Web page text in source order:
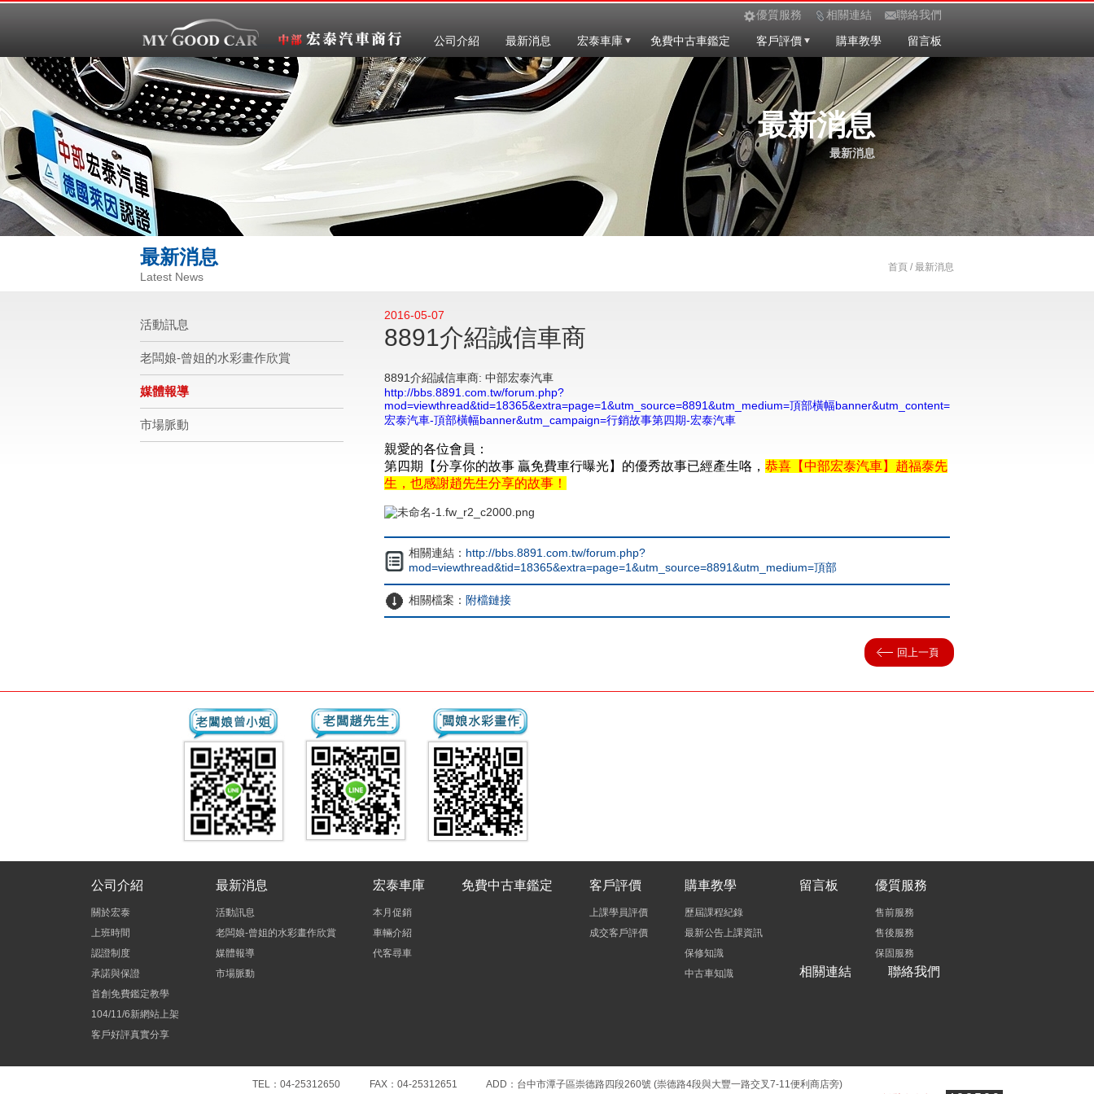
優質服務 相關連結
聯絡我們
公司介紹
最新消息 宏泰車庫 免費中古車鑑定 客戶評價 購車教學 留言板
最新消息
最新消息
最新消息
Latest News
首頁 / 最新消息
活動訊息
老闆娘-曾姐的水彩畫作欣賞
媒體報導
市場脈動
2016-05-07
8891介紹誠信車商
8891介紹誠信車商: 中部宏泰汽車
http://bbs.8891.com.tw/forum.php?
mod=viewthread&tid=18365&extra=page=1&utm_source=8891&utm_medium=頂部橫幅banner&utm_content=
宏泰汽車-頂部橫幅banner&utm_campaign=行銷故事第四期-宏泰汽車
親愛的各位會員：
第四期【分享你的故事 贏免費車行曝光】的優秀故事已經產生咯， 恭喜【中部宏泰汽車】趙福泰先
生，也感謝趙先生分享的故事！
相關連結： http://bbs.8891.com.tw/forum.php?
mod=viewthread&tid=18365&extra=page=1&utm_source=8891&utm_medium=頂部
相關檔案： 附檔鏈接
公司介紹
關於宏泰
上班時間
認證制度
承諾與保證
首創免費鑑定教學
104/11/6新網站上架
客戶好評真實分享
最新消息
活動訊息
老闆娘-曾姐的水彩畫作欣賞
媒體報導
市場脈動
宏泰車庫
本月促銷
車輛介紹
代客尋車
免費中古車鑑定 客戶評價
上課學員評價
成交客戶評價
購車教學
歷屆課程紀錄
最新公告上課資訊
保修知識
中古車知識
留言板 優質服務
售前服務
售後服務
保固服務
相關連結 聯絡我們
TEL：04-25312650 FAX：04-25312651 ADD：台中市潭子區崇德路四段260號 (崇德路4段與大豐一路交叉7-11便利商店旁)